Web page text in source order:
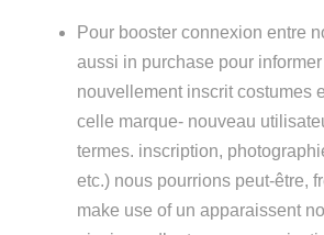
Pour booster connexion entre
aussi in purchase pour
nouvellement inscrit costumes
celle marque- nouveau
termes. inscription,
etc.) nous pourrions peut-être,
make use of un apparaissent